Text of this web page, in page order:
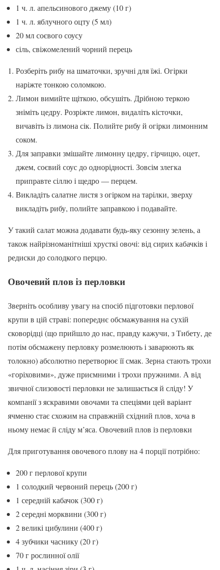
1 ч. л. апельсинового джему (10 г)
1 ч. л. яблучного оцту (5 мл)
20 мл соєвого соусу
сіль, свіжомелений чорний перець
Розберіть рибу на шматочки, зручні для їжі. Огірки
наріжте тонкою соломкою.
Лимон вимийте щіткою, обсушіть. Дрібною теркою
зніміть цедру. Розріжте лимон, видаліть кісточки,
вичавіть із лимона сік. Полийте рибу й огірки лимонним
соком.
Для заправки змішайте лимонну цедру, гірчицю, оцет,
джем, соєвий соус до однорідності. Зовсім злегка
приправте сіллю і щедро — перцем.
Викладіть салатне листя з огірком на тарілки, зверху
викладіть рибу, полийте заправкою і подавайте.
У такий салат можна додавати будь-яку сезонну зелень, а
також найрізноманітніші хрусткі овочі: від сирих кабачків і
редиски до солодкого перцю.
Овочевий плов із перловки
Зверніть особливу увагу на спосіб підготовки перлової
крупи в цій страві: попереднє обсмажування на сухій
сковорідці (що прийшло до нас, правду кажучи, з Тибету, де
потім обсмажену перловку розмелюють і заварюють як
толокно) абсолютно перетворює її смак. Зерна стають трохи
«горіховими», дуже приємними і трохи пружними. А від
звичної слизовості перловки не залишається й сліду! У
компанії з яскравими овочами та спеціями цей варіант
ячменю стає схожим на справжній східний плов, хоча в
ньому немає й сліду м’яса. Овочевий плов із перловки
Для приготування овочевого плову на 4 порції потрібно:
200 г перлової крупи
1 солодкий червоний перець (200 г)
1 середній кабачок (300 г)
2 середні морквини (300 г)
2 великі цибулини (400 г)
4 зубчики часнику (20 г)
70 г рослинної олії